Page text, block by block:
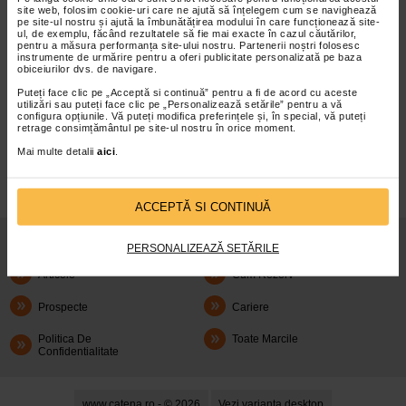
site web, folosim cookie-uri care ne ajută să înțelegem cum se navighează
pe site-ul nostru și ajută la îmbunătățirea modului în care funcționează site-
ul, de exemplu, făcând rezultatele să fie mai exacte în cazul căutărilor,
pentru a măsura performanța site-ului nostru. Partenerii noștri folosesc
instrumente de urmărire pentru a oferi publicitate personalizată pe baza
obiceiurilor dvs. de navigare.
Puteți face clic pe „Acceptă si continuă” pentru a fi de acord cu aceste
utilizări sau puteți face clic pe „Personalizează setările” pentru a vă
configura opțiunile. Vă puteți modifica preferințele și, în special, vă puteți
retrage consimțământul pe site-ul nostru în orice moment.
Mai multe detalii aici
ACCEPTĂ SI CONTINUĂ
PERSONALIZEAZĂ SETĂRILE
propafenona 150 mg si excipienti: nucleu: celuloza
microcristalina, croscarmeloza sodica, amidon…
citeste tot...
infoline@catena.ro CallCenter
Oferte
Articole Cum Rezerv
Prospecte Cariere
Politica De
Confidentialitate
Toate Marcile